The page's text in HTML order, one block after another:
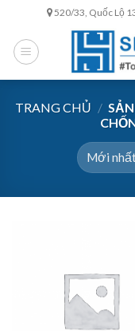
content
520/33, Quốc Lộ
TRANG CHỦ /